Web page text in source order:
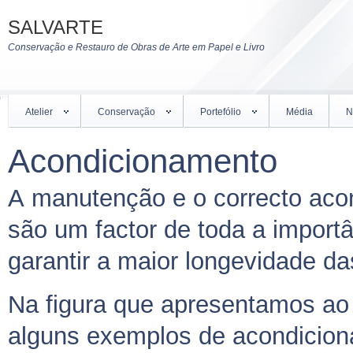
SALVARTE
Conservação e Restauro de Obras de Arte em Papel e Livro
Atelier Conservação Portefólio Média
Acondicionamento
A manutenção e o correcto
são um factor de toda a
garantir a maior longevidade
Na figura que apresentamos
alguns exemplos de